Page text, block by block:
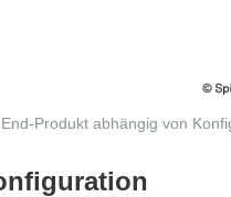
Produkt abhängig von